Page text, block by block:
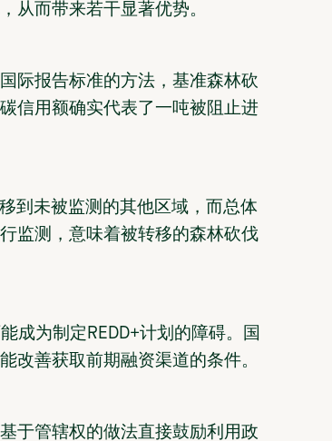
从而带来若干显著优势。
际报告标准的方法，基准森林砍
信用额确实代表了一吨被阻止进
到未被监测的其他区域，而总体
监测，意味着被转移的森林砍伐
成为制定REDD+计划的障碍。国
改善获取前期融资渠道的条件。
于管辖权的做法直接鼓励利用政